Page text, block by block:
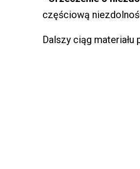
częściową
Dalszy ciąg materiału